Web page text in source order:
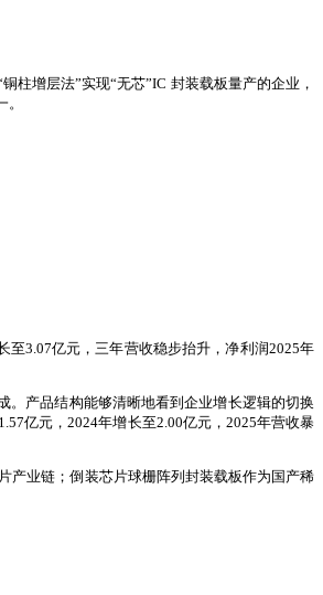
柱增层法”实现“无芯”IC 封装载板量产的企业，
至3.07亿元，三年营收稳步抬升，净利润2025年
。产品结构能够清晰地看到企业增长逻辑的切换
亿元，2024年增长至2.00亿元，2025年营收暴
产业链；倒装芯片球栅阵列封装载板作为国产稀